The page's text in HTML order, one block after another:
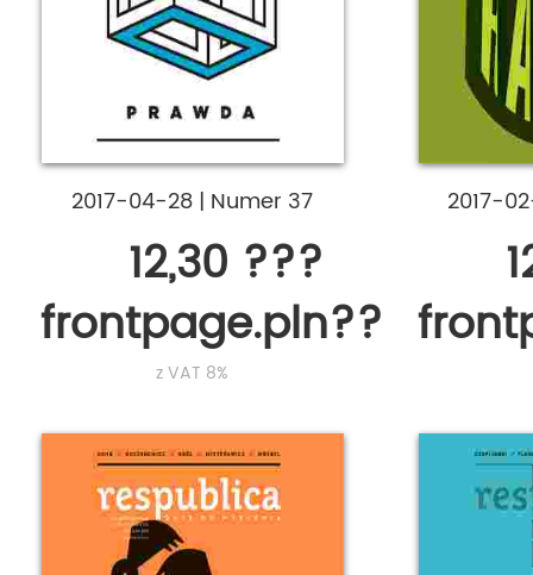
2017-04-28 | Numer 37
12,30 ???
frontpage.pln???
z VAT 8%
2017-